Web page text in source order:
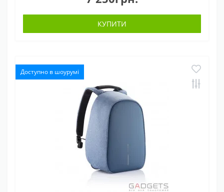
КУПИТИ
Доступно в шоурумі